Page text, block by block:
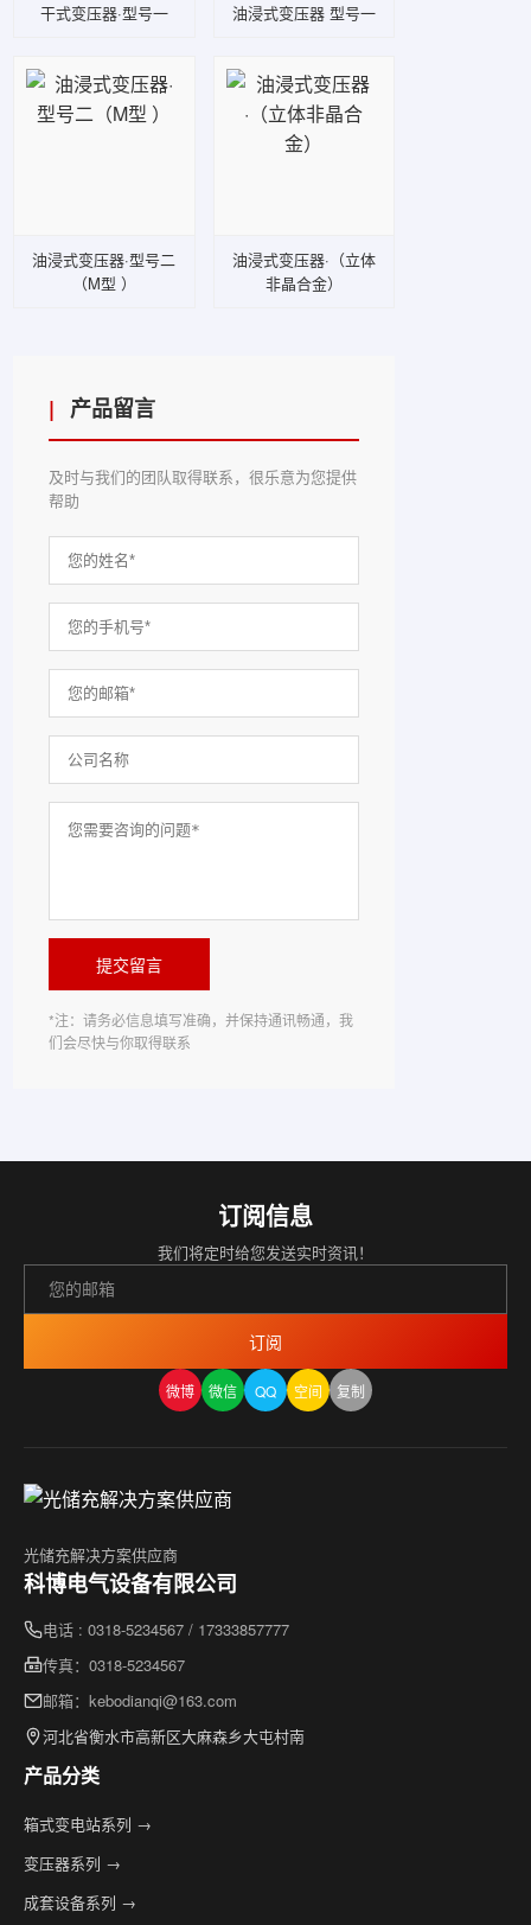
干式变压器·型号一 油浸式变压器 型号一
油浸式变压器·型号二
（M型 ）
油浸式变压器·（立体
非晶合金）
| 产品留言
及时与我们的团队取得联系，很乐意为您提供
帮助
提交留言
*注：请务必信息填写准确，并保持通讯畅通，我
们会尽快与你取得联系
订阅信息
我们将定时给您发送实时资讯！
订阅
微博 微信 QQ 空间 复制
光储充解决方案供应商
科博电气设备有限公司
电话 : 0318-5234567 / 17333857777
传真：0318-5234567
邮箱：kebodianqi@163.com
河北省衡水市高新区大麻森乡大屯村南
产品分类
箱式变电站系列 →
变压器系列 →
成套设备系列 →